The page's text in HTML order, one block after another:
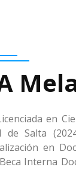
en
de Salta
en
Interna